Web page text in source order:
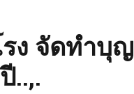
ง จัดทำบุญ
..,.